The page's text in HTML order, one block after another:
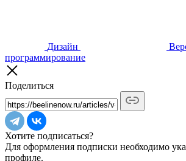
Дизайн
программирование
Поделиться
Хотите подписаться?
Для оформления подписки необходимо
профиле.